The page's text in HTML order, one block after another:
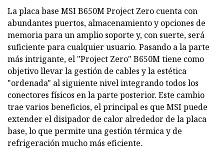
La placa base MSI B650M Project Zero cuenta con
abundantes puertos, almacenamiento y opciones de
memoria para un amplio soporte y, con suerte, será
suficiente para cualquier usuario. Pasando a la parte
más intrigante, el "Project Zero" B650M tiene como
objetivo llevar la gestión de cables y la estética
"ordenada" al siguiente nivel integrando todos los
conectores físicos en la parte posterior. Este cambio
trae varios beneficios, el principal es que MSI puede
extender el disipador de calor alrededor de la placa
base, lo que permite una gestión térmica y de
refrigeración mucho más eficiente.